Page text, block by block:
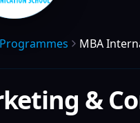
Programmes MBA
&